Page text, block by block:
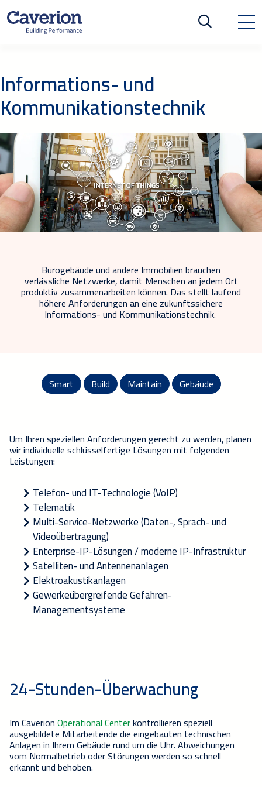
Informations- und
Kommunikationstechnik
Bürogebäude und andere Immobilienbrauchen
verlässliche Netzwerke,damit Menschen an jedem Ort
produktiv zusammenarbeiten können. Das stellt laufend
höhere Anforderungen an eine zukunftssichere
Informations- und Kommunikationstechnik.
Smart Build Maintain Gebäude
Um Ihren speziellen Anforderungen gerecht zu werden, planen
wir individuelle schlüsselfertige Lösungen mit folgenden
Leistungen:
Telefon- und IT-Technologie (VoIP)
Telematik
Multi-Service-Netzwerke (Daten-, Sprach- und
Videoübertragung)
Enterprise-IP-Lösungen / moderne IP-Infrastruktur
Satelliten- und Antennenanlagen
Elektroakustikanlagen
Gewerkeübergreifende Gefahren-
Managementsysteme
24-Stunden-Überwachung
ImCaverionOperational Centerkontrollieren speziell
ausgebildete Mitarbeitendedie eingebauten technischen
Anlagen in Ihrem Gebäude rund um die Uhr. Abweichungen
vom Normalbetrieb oder Störungen werden so schnell
erkanntund behoben.